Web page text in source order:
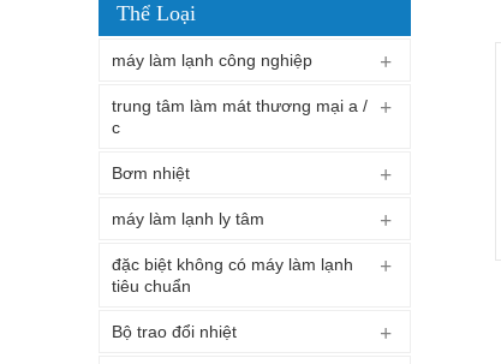
Thể Loại
máy làm lạnh công nghiệp
trung tâm làm mát thương mại a /
c
Bơm nhiệt
máy làm lạnh ly tâm
đặc biệt không có máy làm lạnh
tiêu chuẩn
Bộ trao đổi nhiệt